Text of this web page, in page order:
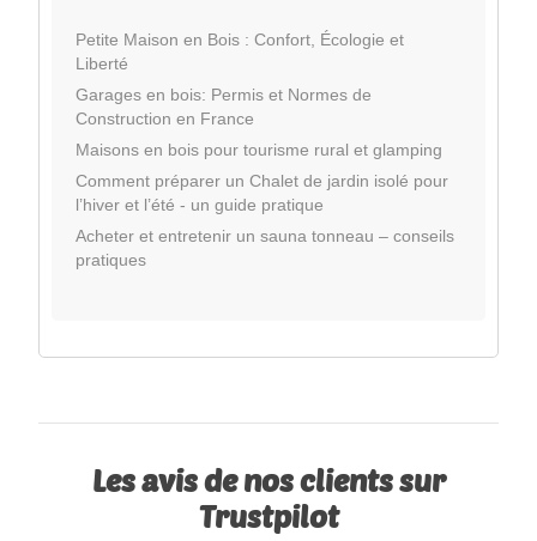
Petite Maison en Bois : Confort, Écologie et
Liberté
Garages en bois: Permis et Normes de
Construction en France
Maisons en bois pour tourisme rural et glamping
Comment préparer un Chalet de jardin isolé pour
l’hiver et l’été - un guide pratique
Acheter et entretenir un sauna tonneau – conseils
pratiques
Les avis de nos clients sur
Trustpilot